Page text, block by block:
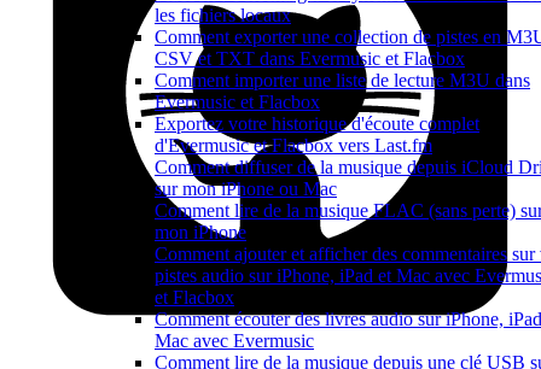
les fichiers locaux
Comment exporter une collection de pistes en
CSV et TXT dans Evermusic et Flacbox
Comment importer une liste de lecture M3U dans
Evermusic et Flacbox
Exportez votre historique d'écoute complet
d'Evermusic et Flacbox vers Last.fm
Comment diffuser de la musique depuis iCloud
sur mon iPhone ou Mac
Comment lire de la musique FLAC (sans perte)
mon iPhone
Comment ajouter et afficher des commentaires sur
pistes audio sur iPhone, iPad et Mac avec
et Flacbox
Comment écouter des livres audio sur iPhone,
Mac avec Evermusic
Comment lire de la musique depuis une clé USB